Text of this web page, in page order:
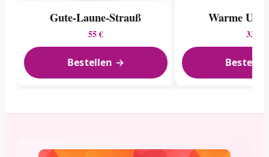
Gute-Laune-Strauß
55 €
Bestellen →
Warme
33 €